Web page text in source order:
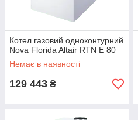
Котел газовий одноконтурний
Nova Florida Altair RTN E 80
Немає в наявності
129 443 ₴